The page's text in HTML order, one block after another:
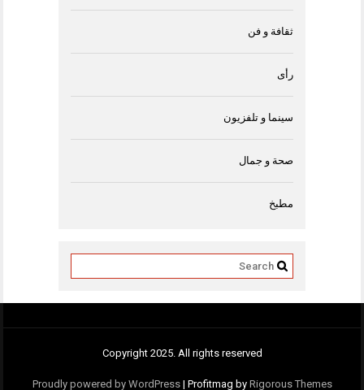
ثقافة و فن
رأى
سينما و تلفزيون
صحة و جمال
مطبخ
Copyright 2025. All rights reserved
Proudly powered by WordPress | Profitmag by Rigorous Themes